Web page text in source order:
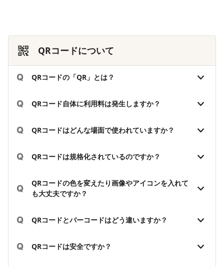
QRコードについて
Q QRコードの「QR」とは？
Q QRコード自体に利用料は発生しますか？
Q QRコードはどんな場面で使われていますか？
Q QRコードは規格化されているのですか？
Q
QRコードの色を変えたり画像やアイコンを入れて
も大丈夫ですか？
Q QRコードとバーコードはどう違いますか？
Q QRコードは安全ですか？